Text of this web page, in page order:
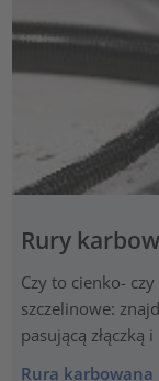
Rury
Czy to cienko-
szczelinowe:
pasującą złączką
Rura karbowana